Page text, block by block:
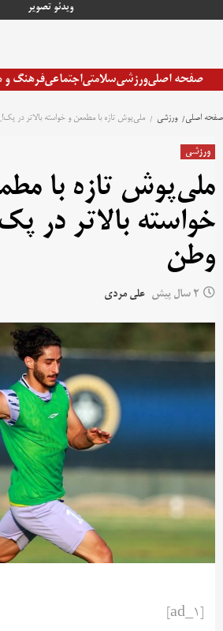
ویدئو تصویر
صفحه اصلیورزشیسلامتیاجتماعیفرهنگ و
صفحه اصلی ورزشی ملی‌پوش تازه با مطمعن و خواسته بالاتر در
ورزشی
ملی‌پوش تازه با
خواسته بالاتر در
وطن
2 سال پیش علی مردی